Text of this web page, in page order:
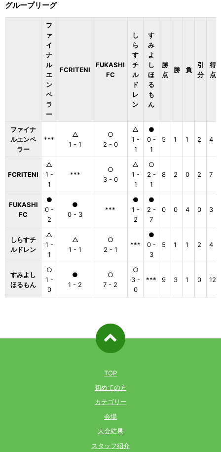
グループリーグ
フ
ァ
イ
ナ
ル
エ
ン
ペ
ラ
ー
FCRITENI
FUKASHI
FC
し
ら
す
チ
ル
ド
レ
ン
す
み
よ
し
ほ
る
も
ん
勝
点
勝 負
引
分
得
点
ファイナ
ルエンペ
ラー
***
△
1 - 1
○
2 - 0
△
1 -
1
●
0 -
1
5 1 1 2 4
FCRITENI
△
1 -
1
***
○
3 - 0
△
1 -
1
○
2 -
1
8 2 0 2 7
FUKASHI
FC
●
0 -
2
●
0 - 3
***
●
1 -
2
●
2 -
7
0 0 4 0 3
しらすチ
ルドレン
△
1 -
1
△
1 - 1
○
2 - 1
***
●
0 -
3
5 1 1 2 4
すみよし
ほるもん
○
1 -
0
●
1 - 2
○
7 - 2
○
3 -
0
*** 9 3 1 0 12
TOP
初めての方
カテゴリー
会場
大会結果
スタッフ紹介